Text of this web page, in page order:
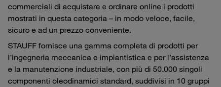
commerciali di acquistare e ordinare online i prodotti
mostrati in questa categoria – in modo veloce, facile,
sicuro e ad un prezzo conveniente.
STAUFF fornisce una gamma completa di prodotti per
l’ingegneria meccanica e impiantistica e per l’assistenza
e la manutenzione industriale, con più di 50.000 singoli
componenti oleodinamici standard, suddivisi in 10 gruppi